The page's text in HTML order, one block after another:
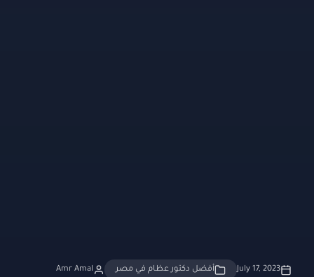
July 17, 2023 أفضل دكتور عظام في مصر Amr Amal